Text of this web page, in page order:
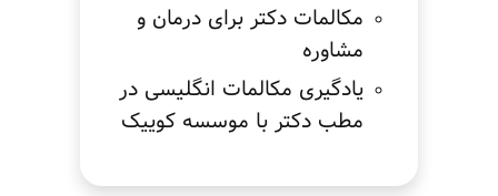
مکالمات دکتر برای درمان و
مشاوره
یادگیری مکالمات انگلیسی در
مطب دکتر با موسسه کوییک